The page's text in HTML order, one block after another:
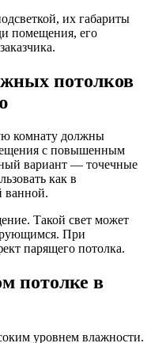
их габариты
помещения, его
потолков
комнату должны
с повышенным
вариант — точечные
как в
ванной.
Такой свет может
При
парящего потолка.
потолке в
уровнем влажности.